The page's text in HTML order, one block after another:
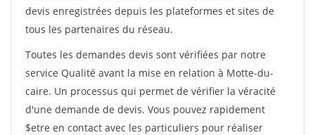
devis enregistrées depuis les plateformes et sites de
tous les partenaires du réseau.
Toutes les demandes devis sont vérifiées par notre
service Qualité avant la mise en relation à Motte-du-
caire. Un processus qui permet de vérifier la véracité
d'une demande de devis. Vous pouvez rapidement
$etre en contact avec les particuliers pour réaliser